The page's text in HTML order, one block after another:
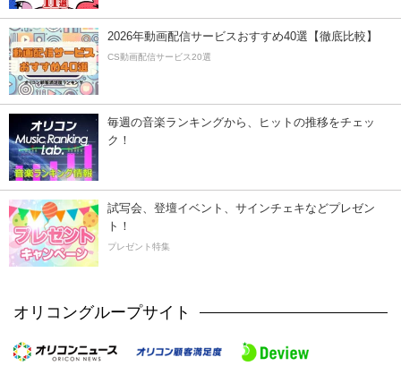
2026年動画配信サービスおすすめ40選【徹底比較】
CS動画配信サービス20選
毎週の音楽ランキングから、ヒットの推移をチェッ
ク！
試写会、登壇イベント、サインチェキなどプレゼン
ト！
プレゼント特集
オリコングループサイト